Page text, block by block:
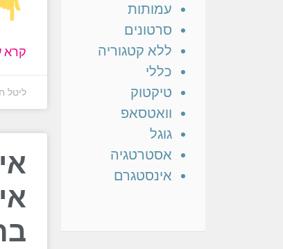
עמותות
סרטונים
ללא קטגוריה
כללי
טיקטוק
וואטסאפ
גוגל
אסטרטגיה
אינסטגרם
קרא
ליטל